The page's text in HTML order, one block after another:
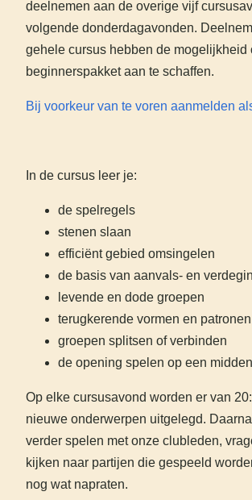
deelnemen aan de overige vijf
volgende donderdagavonden.
gehele cursus hebben de mogelijkheid
beginnerspakket aan te schaffen.
Bij voorkeur van te voren aanmelden
In de cursus leer je:
de spelregels
stenen slaan
efficiënt gebied omsingelen
de basis van aanvals- en
levende en dode groepen
terugkerende vormen en patronen
groepen splitsen of verbinden
de opening spelen op een
Op elke cursusavond worden er van
nieuwe onderwerpen uitgelegd.
verder spelen met onze clubleden,
kijken naar partijen die gespeeld
nog wat napraten.